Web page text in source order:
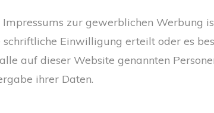
zur gewerblichen Werbung
Einwilligung erteilt oder es
auf dieser Website genannten
ihrer Daten.